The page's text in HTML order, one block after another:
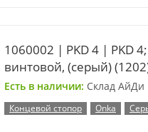
1060002 | PKD 4 | PKD
винтовой, (серый)
Есть в наличии: Склад АйДи
Концевой стопор Onka